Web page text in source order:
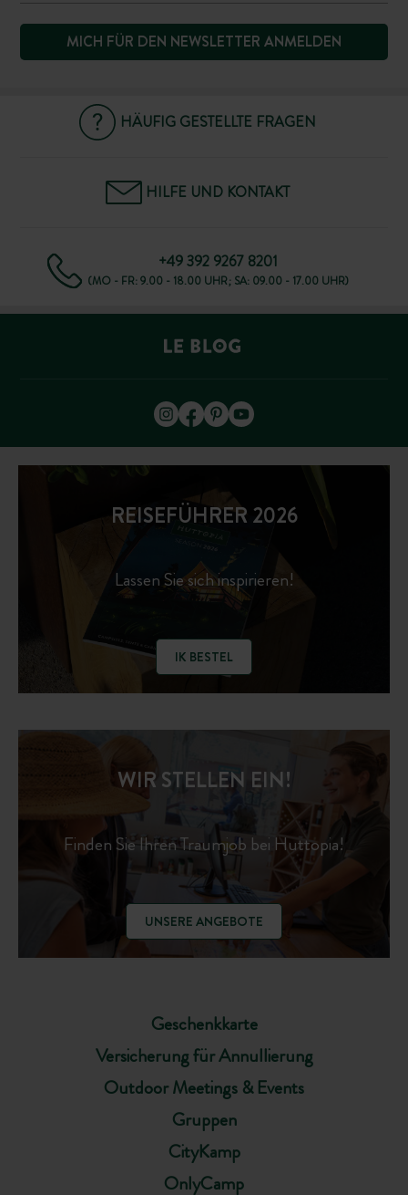
MICH FÜR DEN NEWSLETTER ANMELDEN
HÄUFIG GESTELLTE FRAGEN
HILFE UND KONTAKT
+49 392 9267 8201
(MO - FR: 9.00 - 18.00 UHR; SA: 09.00 - 17.00 UHR)
REISEFÜHRER 2026
Lassen Sie sich inspirieren!
IK BESTEL
Geschenkkarte
Versicherung für Annullierung
Outdoor Meetings & Events
Gruppen
CityKamp
OnlyCamp
WIR STELLEN EIN!
Finden Sie Ihren Traumjob bei Huttopia!
UNSERE ANGEBOTE